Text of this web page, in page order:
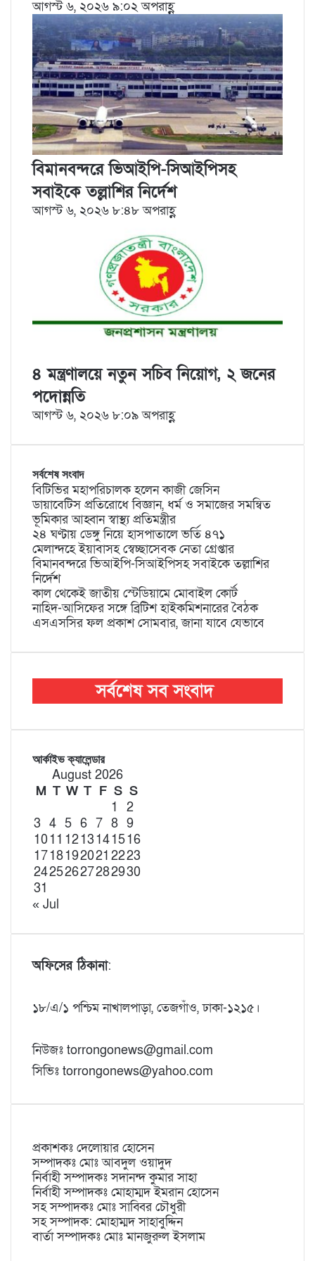
আগস্ট ৬, ২০২৬ ৯:০২ অপরাহ্ণ
বিমানবন্দরে ভিআইপি-সিআইপিসহ
সবাইকে তল্লাশির নির্দেশ
আগস্ট ৬, ২০২৬ ৮:৪৮ অপরাহ্ণ
৪ মন্ত্রণালয়ে নতুন সচিব নিয়োগ, ২ জনের
পদোন্নতি
আগস্ট ৬, ২০২৬ ৮:০৯ অপরাহ্ণ
সর্বশেষ সংবাদ
বিটিভির মহাপরিচালক হলেন কাজী জেসিন
ডায়াবেটিস প্রতিরোধে বিজ্ঞান, ধর্ম ও সমাজের সমন্বিত
ভূমিকার আহ্বান স্বাস্থ্য প্রতিমন্ত্রীর
২৪ ঘণ্টায় ডেঙ্গু নিয়ে হাসপাতালে ভর্তি ৪৭১
মেলান্দহে ইয়াবাসহ স্বেচ্ছাসেবক নেতা গ্রেপ্তার
বিমানবন্দরে ভিআইপি-সিআইপিসহ সবাইকে তল্লাশির
নির্দেশ
কাল থেকেই জাতীয় স্টেডিয়ামে মোবাইল কোর্ট
নাহিদ-আসিফের সঙ্গে ব্রিটিশ হাইকমিশনারের বৈঠক
এসএসসির ফল প্রকাশ সোমবার, জানা যাবে যেভাবে
আর্কাইভ ক্যালেন্ডার
August 2026
M T W T F S S
1
2
3 4 5 6 7 8 9
1011 1213141516
1718192021 2223
24252627282930
31
« Jul
অফিসের ঠিকানা:
১৮/এ/১ পশ্চিম নাখালপাড়া, তেজগাঁও, ঢাকা-১২১৫।
নিউজঃ torrongonews@gmail.com
সিভিঃ torrongonews@yahoo.com
প্রকাশকঃ দেলোয়ার হোসেন
সম্পাদকঃ মোঃ আবদুল ওয়াদুদ
নির্বাহী সম্পাদকঃ সদানন্দ কুমার সাহা
নির্বাহী সম্পাদকঃ মোহাম্মদ ইমরান হোসেন
সহ সম্পাদকঃ মোঃ সাব্বির চৌধুরী
সহ সম্পাদক: মোহাম্মদ সাহাবুদ্দিন
বার্তা সম্পাদকঃ মোঃ মানজুরুল ইসলাম